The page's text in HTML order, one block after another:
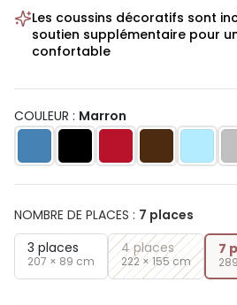
Les coussins décoratifs sont
soutien supplémentaire pour
confortable
COULEUR : Marron
NOMBRE DE PLACES : 7 places
3 places
207 × 89 cm
4 places
222 × 155 cm
7